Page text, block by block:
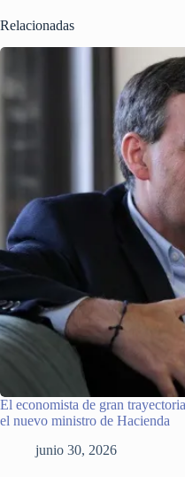
Relacionadas
El economista de gran
el nuevo ministro de Hacienda
junio 30, 2026